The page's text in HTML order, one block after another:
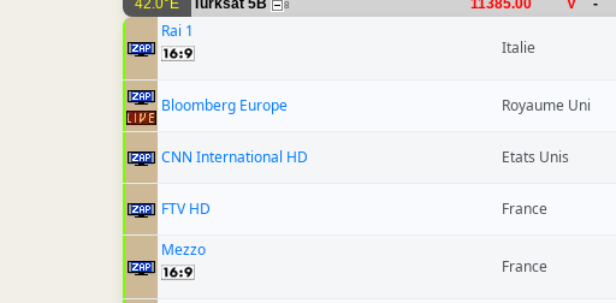
42.0°E Turksat 5B 8 11385.00 V -
Rai 1
Italie
Bloomberg Europe Royaume Uni
CNN International HD Etats Unis
FTV HD France
Mezzo
France